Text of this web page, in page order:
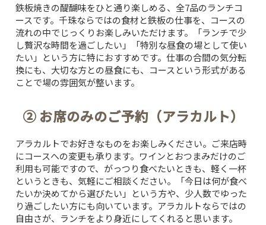
鉄板焼きの醍醐味をひと通り楽しめる、全7品のランチコ
ースです。千珠ならではの食材と鉄板の仕事を、コースの
流れの中でじっくりお楽しみいただけます。「ランチで少
し贅沢な時間を過ごしたい」「特別な昼食の場として使い
たい」という方に特におすすめです。仕事の合間の気分転
換にも、大切な方との昼食にも、コースという形式がある
ことで場の雰囲気が整います。
② お席のみのご予約（アラカルト）
アラカルトでお好きなものをお楽しみください。ご来店時
にコースへの変更も承ります。ワインとおつまみだけのご
利用も可能ですので、がっつり食べたいときも、軽く一杯
というときも、気軽にご相談ください。「今日は何が食べ
たいか決めてから選びたい」という方や、少人数でゆった
り過ごしたい方にも向いています。アラカルトならではの
自由さが、ランチをより身近にしてくれると思います。